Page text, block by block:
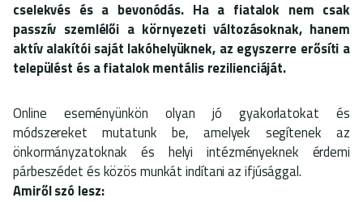
cselekvés és a bevonódás. Ha a fiatalok nem csak
passzív szemlélői a környezeti változásoknak, hanem
aktív alakítói saját lakóhelyüknek, az egyszerre erősíti a
települést és a fiatalok mentális rezilienciáját.
Online eseményünkön olyan jó gyakorlatokat és
módszereket mutatunk be, amelyek segítenek az
önkormányzatoknak és helyi intézményeknek érdemi
párbeszédet és közös munkát indítani az ifjúsággal.
Amiről szó lesz: